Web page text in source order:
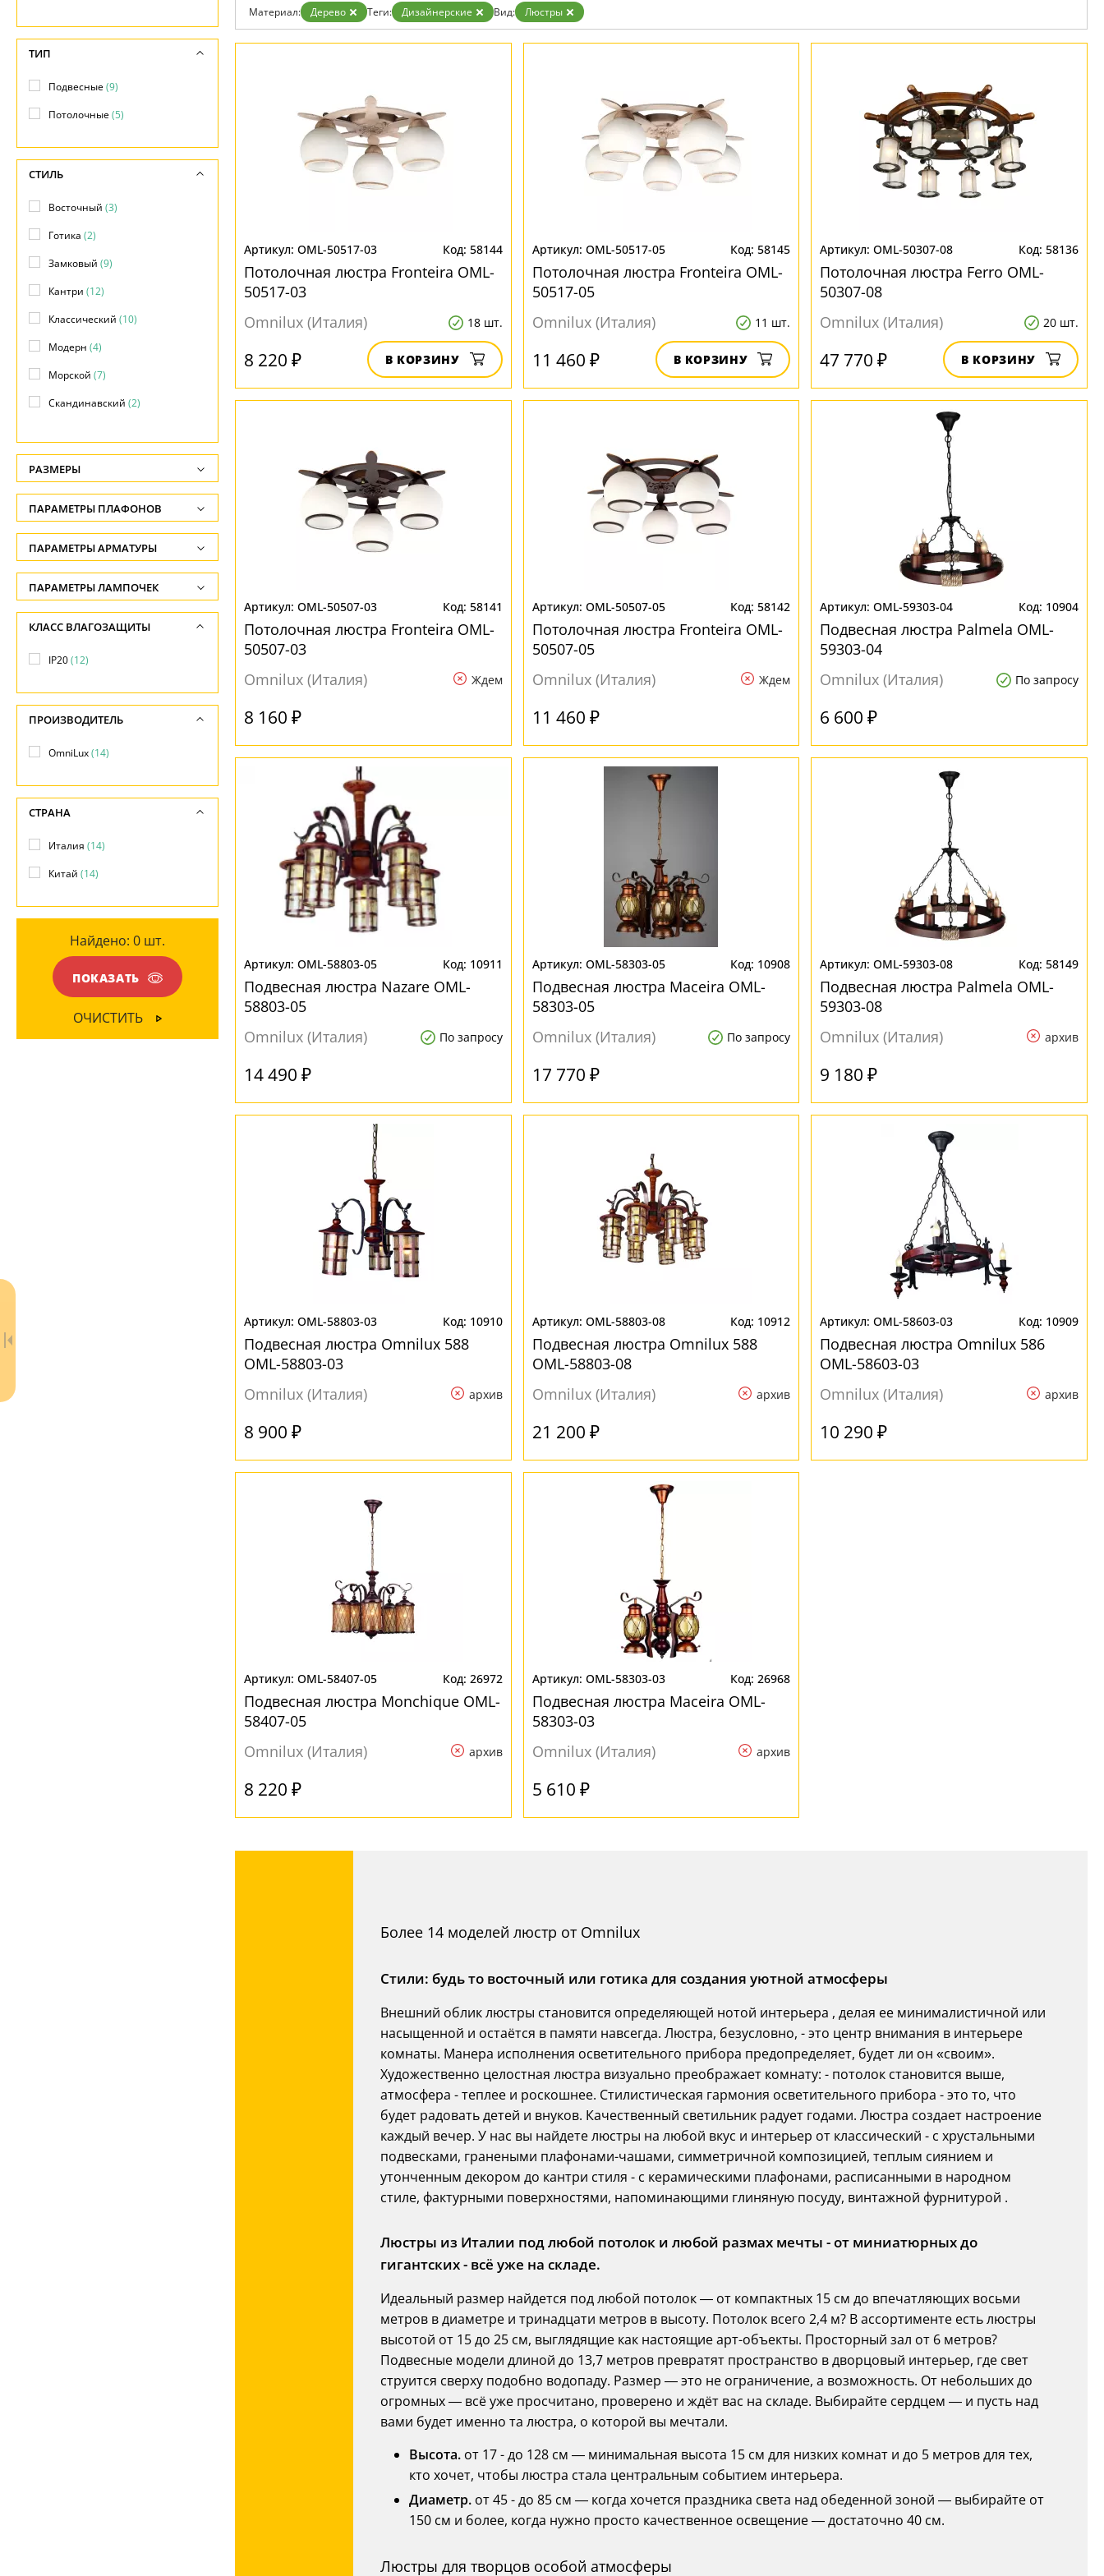
Бренды
Контакты
Золото
Прозрачные
Хром
Материал: Дерево Теги: Дизайнерские Вид: Люстры
OML-50517-03 58144
Потолочная люстра Fronteira OML-
50517-03
Omnilux (Италия)
18 шт.
8 220 ₽ В КОРЗИНУ
OML-50517-05 58145
Потолочная люстра Fronteira OML-
50517-05
Omnilux (Италия)
11 шт.
11 460 ₽ В КОРЗИНУ
OML-50307-08 58136
Потолочная люстра Ferro OML-
50307-08
Omnilux (Италия)
20 шт.
47 770 ₽ В КОРЗИНУ
OML-50507-03 58141
Потолочная люстра Fronteira OML-
50507-03
Omnilux (Италия)
Ждем
8 160 ₽
OML-50507-05 58142
Потолочная люстра Fronteira OML-
50507-05
Omnilux (Италия)
Ждем
11 460 ₽
OML-59303-04 10904
Подвесная люстра Palmela OML-
59303-04
Omnilux (Италия)
По запросу
6 600 ₽
OML-58803-05 10911
Подвесная люстра Nazare OML-
58803-05
Omnilux (Италия)
По запросу
14 490 ₽
OML-58303-05 10908
Подвесная люстра Maceira OML-
58303-05
Omnilux (Италия)
По запросу
17 770 ₽
OML-59303-08 58149
Подвесная люстра Palmela OML-
59303-08
Omnilux (Италия)
архив
9 180 ₽
OML-58803-03 10910
Подвесная люстра Omnilux 588
OML-58803-03
Omnilux (Италия)
архив
8 900 ₽
OML-58803-08 10912
Подвесная люстра Omnilux 588
OML-58803-08
Omnilux (Италия)
архив
21 200 ₽
OML-58603-03 10909
Подвесная люстра Omnilux 586
OML-58603-03
Omnilux (Италия)
архив
10 290 ₽
OML-58407-05 26972
Подвесная люстра Monchique OML-
58407-05
Omnilux (Италия)
архив
8 220 ₽
OML-58303-03 26968
Подвесная люстра Maceira OML-
58303-03
Omnilux (Италия)
архив
5 610 ₽
Более 14 моделей люстр от Omnilux
Стили: будь то восточный или готика для создания уютной атмосферы
Внешний облик люстры становится определяющей нотой интерьера , делая ее минималистичной или
насыщенной и остаётся в памяти навсегда. Люстра, безусловно, - это центр внимания в интерьере
комнаты. Манера исполнения осветительного прибора предопределяет, будет ли он «своим».
Художественно целостная люстра визуально преображает комнату: - потолок становится выше,
атмосфера - теплее и роскошнее. Стилистическая гармония осветительного прибора - это то, что
будет радовать детей и внуков. Качественный светильник радует годами. Люстра создает настроение
каждый вечер. У нас вы найдете люстры на любой вкус и интерьер от классический - с хрустальными
подвесками, гранеными плафонами-чашами, симметричной композицией, теплым сиянием и
утонченным декором до кантри стиля - с керамическими плафонами, расписанными в народном
стиле, фактурными поверхностями, напоминающими глиняную посуду, винтажной фурнитурой .
Люстры из Италии под любой потолок и любой размах мечты - от миниатюрных до
гигантских - всё уже на складе.
Идеальный размер найдется под любой потолок — от компактных 15 см до впечатляющих восьми
метров в диаметре и тринадцати метров в высоту. Потолок всего 2,4 м? В ассортименте есть люстры
высотой от 15 до 25 см, выглядящие как настоящие арт-объекты. Просторный зал от 6 метров?
Подвесные модели длиной до 13,7 метров превратят пространство в дворцовый интерьер, где свет
струится сверху подобно водопаду. Размер — это не ограничение, а возможность. От небольших до
огромных — всё уже просчитано, проверено и ждёт вас на складе. Выбирайте сердцем — и пусть над
вами будет именно та люстра, о которой вы мечтали.
Высота. от 17 - до 128 см — минимальная высота 15 см для низких комнат и до 5 метров для тех,
кто хочет, чтобы люстра стала центральным событием интерьера.
Диаметр. от 45 - до 85 см — когда хочется праздника света над обеденной зоной — выбирайте от
150 см и более, когда нужно просто качественное освещение — достаточно 40 см.
Люстры для творцов особой атмосферы
ТИП
Подвесные(9)
Потолочные(5)
СТИЛЬ
Восточный (3)
Готика (2)
Замковый (9)
Кантри (12)
Классический (10)
Модерн (4)
Морской (7)
Скандинавский (2)
РАЗМЕРЫ
Высота, см
-
Диаметр, см
-
ПАРАМЕТРЫ ПЛАФОНОВ
ФОРМА ПЛАФОНА
Без плафона(3)
Декоративный(1)
Овал(1)
Сфера(1)
Шар(4)
ПОВЕРХНОСТЬ
Без плафона(3)
Матовый(5)
Прозрачный
Рельефный(1)
НАПРАВЛЕНИЕ
Без плафона(3)
Вниз(11)
ПАРАМЕТРЫ АРМАТУРЫ
ЦВЕТ АРМАТУРЫ
Бежевый(2)
МАТЕРИАЛ
Дерево(13)
ПАРАМЕТРЫ ЛАМПОЧЕК
Количество ламп
-
Общая мощность ламп
-
Напряжение
КЛАСС ВЛАГОЗАЩИТЫ
IP20(12)
ПРОИЗВОДИТЕЛЬ
OmniLux(14)
СТРАНА
Италия (14)
Китай (14)
Найдено: 0 шт.
ПОКАЗАТЬ
ОЧИСТИТЬ